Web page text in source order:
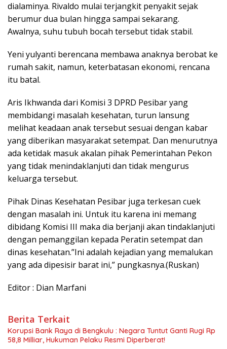
dialaminya. Rivaldo mulai terjangkit penyakit sejak
berumur dua bulan hingga sampai sekarang.
Awalnya, suhu tubuh bocah tersebut tidak stabil.
Yeni yulyanti berencana membawa anaknya berobat ke
rumah sakit, namun, keterbatasan ekonomi, rencana
itu batal.
Aris Ikhwanda dari Komisi 3 DPRD Pesibar yang
membidangi masalah kesehatan, turun lansung
melihat keadaan anak tersebut sesuai dengan kabar
yang diberikan masyarakat setempat. Dan menurutnya
ada ketidak masuk akalan pihak Pemerintahan Pekon
yang tidak menindaklanjuti dan tidak mengurus
keluarga tersebut.
Pihak Dinas Kesehatan Pesibar juga terkesan cuek
dengan masalah ini. Untuk itu karena ini memang
dibidang Komisi III maka dia berjanji akan tindaklanjuti
dengan pemanggilan kepada Peratin setempat dan
dinas kesehatan.”Ini adalah kejadian yang memalukan
yang ada dipesisir barat ini,” pungkasnya.(Ruskan)
Editor : Dian Marfani
Berita Terkait
Korupsi Bank Raya di Bengkulu : Negara Tuntut Ganti Rugi Rp
58,8 Milliar, Hukuman Pelaku Resmi Diperberat!